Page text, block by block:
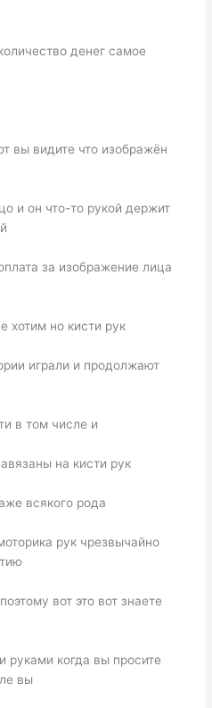
денег самое
вы видите что изображён
и он что-то рукой держит
за изображение лица
хотим но кисти рук
играли и продолжают
в том числе и
на кисти рук
всякого рода
рук чрезвычайно
вот это вот знаете
руками когда вы просите
вы